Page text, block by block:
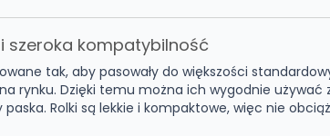
szeroka kompatybilność
tak, aby pasowały do większości
rynku. Dzięki temu można ich wygodnie używać
Rolki są lekkie i kompaktowe, więc nie